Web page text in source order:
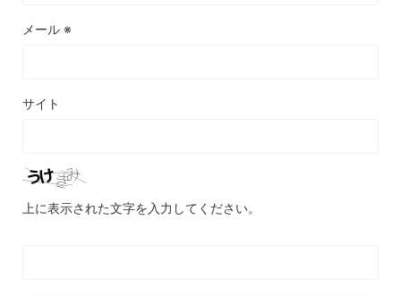
メール ※
サイト
上に表示された文字を入力してください。